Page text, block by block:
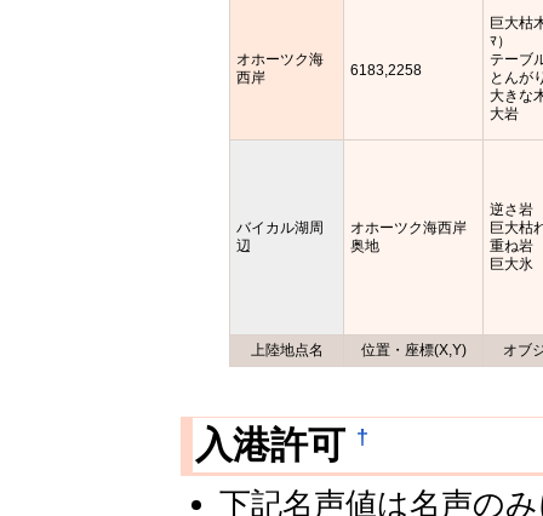
上陸地点名 位置・座標(X,Y) オブ
オホーツク海
西岸
6183,2258
巨大枯
ﾏ）
テーブ
とんが
大きな
大岩
バイカル湖周
辺
オホーツク海西岸
奥地
逆さ岩
巨大枯
重ね岩
巨大氷
入港許可 †
下記名声値は名声の